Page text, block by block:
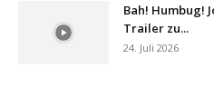
Bah! Humbug!
Trailer zu...
24. Juli 2026